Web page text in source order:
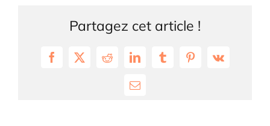
Partagez cet article !
Facebook
X RedditLinkedInTumblrPinterest
Vk
Email